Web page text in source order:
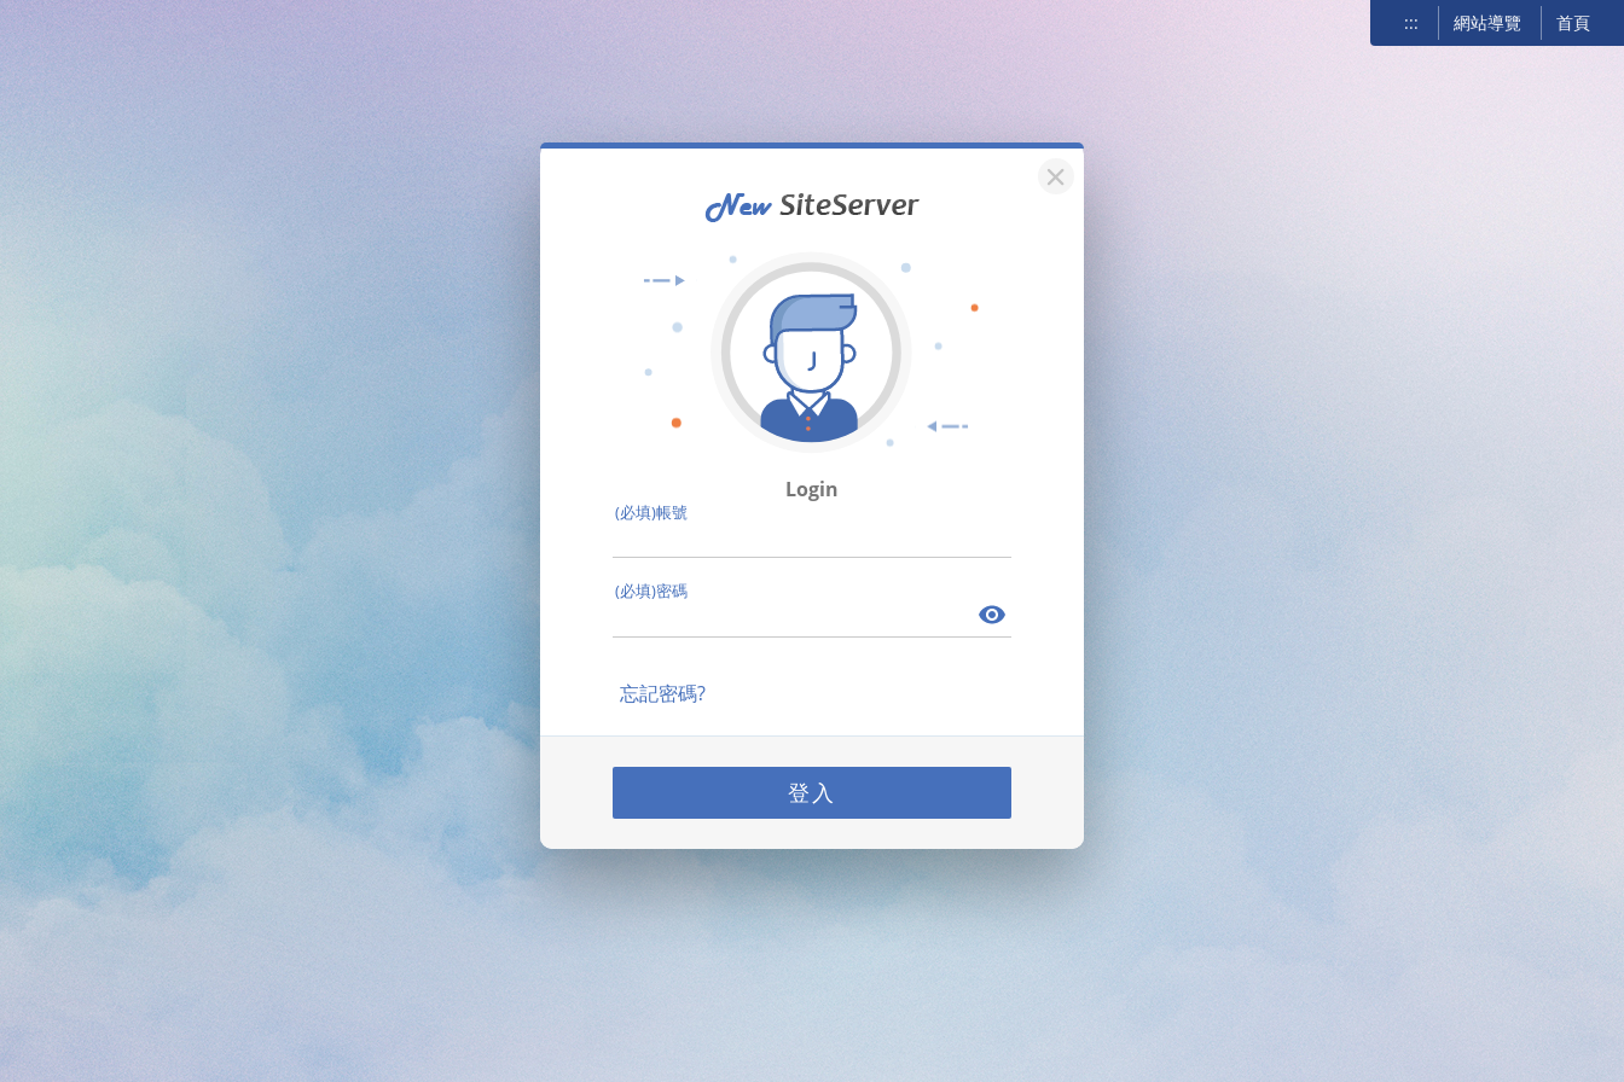
::: 網站導覽 首頁
Login
(必填)帳號
(必填)密碼
忘記密碼?
登入